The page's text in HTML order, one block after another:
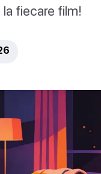
fiecare film!